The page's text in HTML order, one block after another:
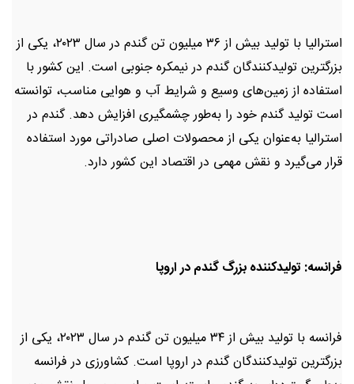
استرالیا با تولید بیش از ۳۶ میلیون تن گندم در سال ۲۰۲۳، یکی از
بزرگترین تولیدکنندگان گندم در نیمکره جنوبی است. این کشور با
استفاده از زمین‌های وسیع و شرایط آب و هوایی مناسب، توانسته
است تولید گندم خود را به‌طور چشمگیری افزایش دهد. گندم در
استرالیا به‌عنوان یکی از محصولات اصلی صادراتی مورد استفاده
قرار می‌گیرد و نقش مهمی در اقتصاد این کشور دارد.
فرانسه: تولیدکننده بزرگ گندم در اروپا
فرانسه با تولید بیش از ۳۴ میلیون تن گندم در سال ۲۰۲۳، یکی از
بزرگترین تولیدکنندگان گندم در اروپا است. کشاورزی در فرانسه